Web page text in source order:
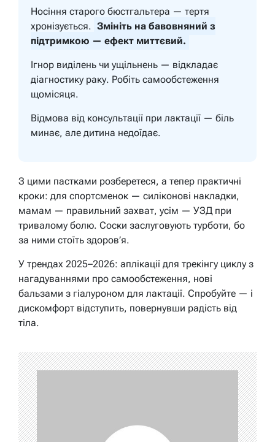
Носіння старого бюстгальтера — тертя
хронізується. Змініть на бавовняний з
підтримкою — ефект миттєвий.
Ігнор виділень чи ущільнень — відкладає
діагностику раку. Робіть самообстеження
щомісяця.
Відмова від консультації при лактації — біль
минає, але дитина недоїдає.
З цими пастками розберетеся, а тепер практичні
кроки: для спортсменок — силіконові накладки,
мамам — правильний захват, усім — УЗД при
тривалому болю. Соски заслуговують турботи, бо
за ними стоїть здоров’я.
У трендах 2025–2026: аплікації для трекінгу циклу з
нагадуваннями про самообстеження, нові
бальзами з гіалуроном для лактації. Спробуйте — і
дискомфорт відступить, повернувши радість від
тіла.